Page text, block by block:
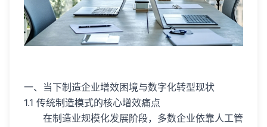
一、当下制造企业增效困境与数字化转型现状
1.1 传统制造模式的核心增效痛点
在制造业规模化发展阶段，多数企业依靠人工管